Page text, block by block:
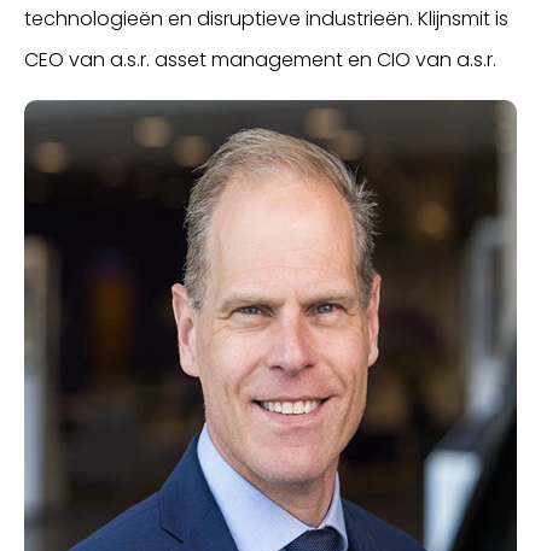
technologieën en disruptieve industrieën. Klijnsmit is
CEO van a.s.r. asset management en CIO van a.s.r.